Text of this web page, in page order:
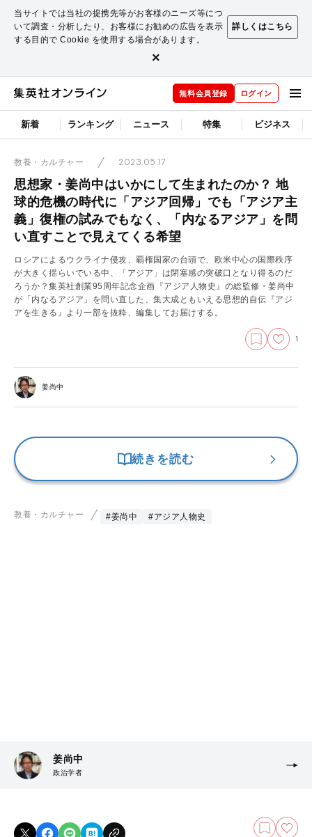
当サイトでは当社の提携先等がお客様のニーズ等につ
いて調査・分析したり、お客様にお勧めの広告を表示
する目的で Cookie を使用する場合があります。
詳しくはこちら
×
無料会員登録 ログイン
新着 ランキング ニュース 特集 ビジネス
教養・カルチャー 2023.05.17
思想家・姜尚中はいかにして生まれたのか？ 地
球的危機の時代に「アジア回帰」でも「アジア主
義」復権の試みでもなく、「内なるアジア」を問
い直すことで見えてくる希望
ロシアによるウクライナ侵攻、覇権国家の台頭で、欧米中心の国際秩序
が大きく揺らいでいる中、「アジア」は閉塞感の突破口となり得るのだ
ろうか？集英社創業95周年記念企画『アジア人物史』の総監修・姜尚中
が「内なるアジア」を問い直した、集大成ともいえる思想的自伝『アジ
アを生きる』より一部を抜粋、編集してお届けする。
1
姜尚中
続きを読む
教養・カルチャー #姜尚中 #アジア人物史
姜尚中
政治学者